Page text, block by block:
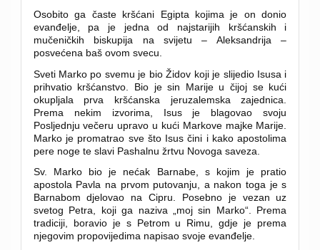
Osobito ga časte kršćani Egipta kojima je on donio
evanđelje, pa je jedna od najstarijih kršćanskih i
mučeničkih biskupija na svijetu – Aleksandrija –
posvećena baš ovom svecu.
Sveti Marko po svemu je bio Židov koji je slijedio Isusa i
prihvatio kršćanstvo. Bio je sin Marije u čijoj se kući
okupljala prva kršćanska jeruzalemska zajednica.
Prema nekim izvorima, Isus je blagovao svoju
Posljednju večeru upravo u kući Markove majke Marije.
Marko je promatrao sve što Isus čini i kako apostolima
pere noge te slavi Pashalnu žrtvu Novoga saveza.
Sv. Marko bio je nećak Barnabe, s kojim je pratio
apostola Pavla na prvom putovanju, a nakon toga je s
Barnabom djelovao na Cipru. Posebno je vezan uz
svetog Petra, koji ga naziva „moj sin Marko“. Prema
tradiciji, boravio je s Petrom u Rimu, gdje je prema
njegovim propovijedima napisao svoje evanđelje.